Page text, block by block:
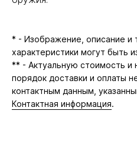
* - Изображение, описание и
характеристики могут быть
** - Актуальную стоимость и
порядок доставки и оплаты
контактным данным,
Контактная информация.